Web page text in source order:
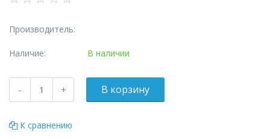
Производитель:
Наличие: В наличии
К сравнению